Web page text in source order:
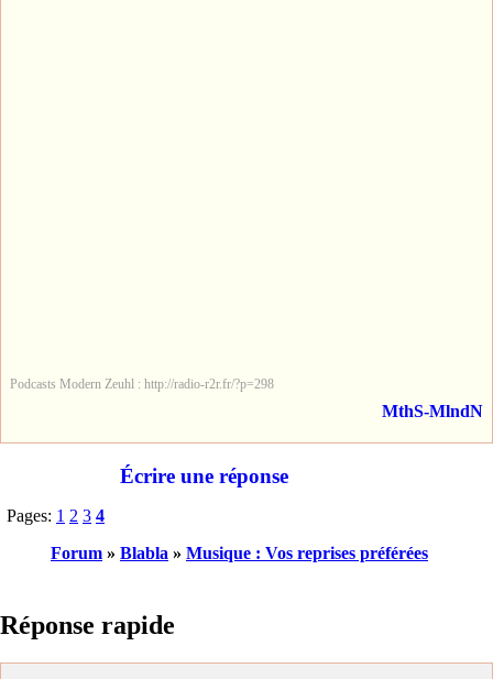
Podcasts Modern Zeuhl : http://radio-r2r.fr/?p=298
MthS-MlndN
Écrire une réponse
Pages: 1 2 3 4
Forum » Blabla » Musique : Vos reprises préférées
Réponse rapide